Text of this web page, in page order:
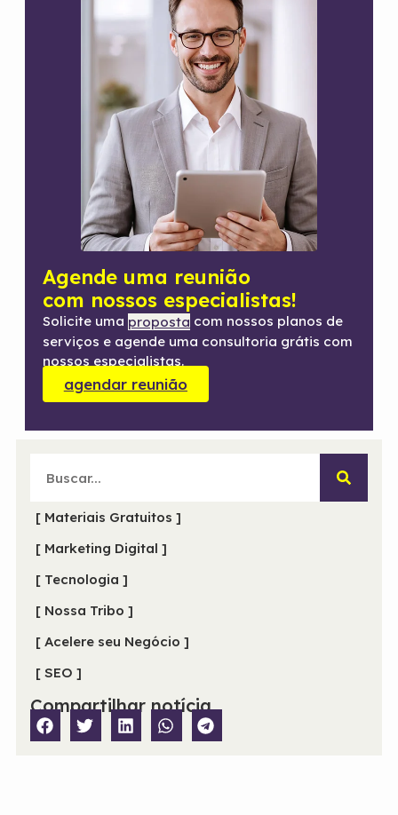
Agende uma reunião
com nossos especialistas!
Solicite uma proposta com nossos planos de
serviços e agende uma consultoria grátis com
nossos especialistas.
agendar reunião
[ Materiais Gratuitos ]
[ Marketing Digital ]
[ Tecnologia ]
[ Nossa Tribo ]
[ Acelere seu Negócio ]
[ SEO ]
Compartilhar notícia